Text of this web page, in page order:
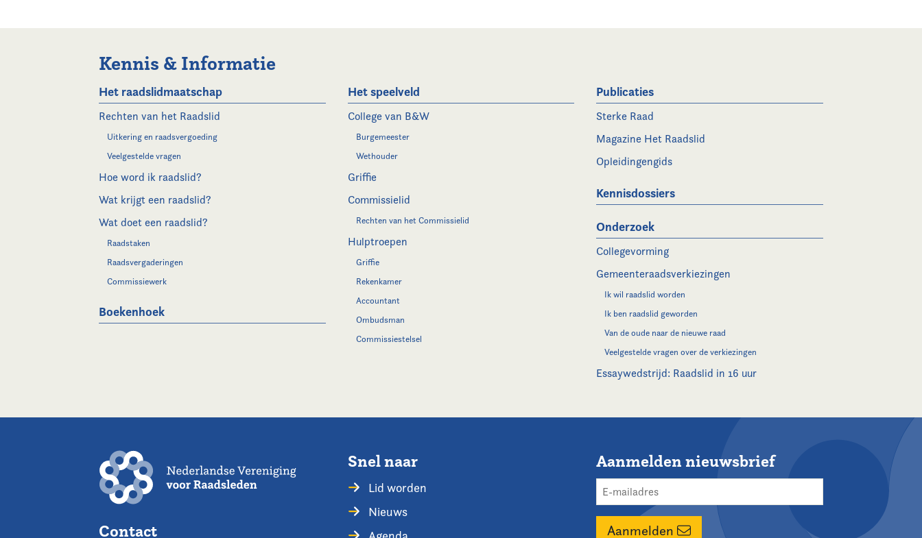
Kennis & Informatie
Het raadslidmaatschap
Rechten van het Raadslid
Uitkering en raadsvergoeding
Veelgestelde vragen
Hoe word ik raadslid?
Wat krijgt een raadslid?
Wat doet een raadslid?
Raadstaken
Raadsvergaderingen
Commissiewerk
Het speelveld
College van B&W
Burgemeester
Wethouder
Griffie
Commissielid
Rechten van het Commissielid
Hulptroepen
Griffie
Rekenkamer
Accountant
Ombudsman
Commissiestelsel
Publicaties
Sterke Raad
Magazine Het Raadslid
Opleidingengids
Kennisdossiers
Onderzoek
Collegevorming
Gemeenteraadsverkiezingen
Ik wil raadslid worden
Ik ben raadslid geworden
Van de oude naar de nieuwe raad
Veelgestelde vragen over de verkiezingen
Essaywedstrijd: Raadslid in 16 uur
Boekenhoek
Contact
Snel naar
Lid worden
Nieuws
Aanmelden nieuwsbrief
Aanmelden